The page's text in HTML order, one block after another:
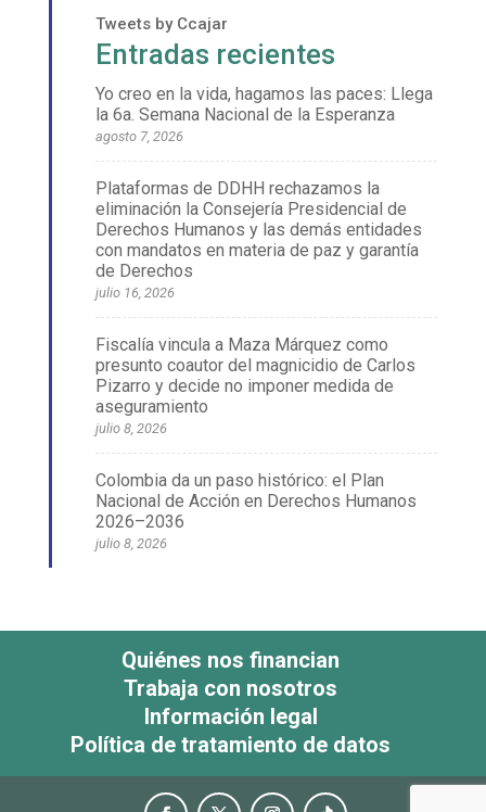
Tweets by Ccajar
Entradas recientes
Yo creo en la vida, hagamos las paces: Llega
la 6a. Semana Nacional de la Esperanza
agosto 7, 2026
Plataformas de DDHH rechazamos la
eliminación la Consejería Presidencial de
Derechos Humanos y las demás entidades
con mandatos en materia de paz y garantía
de Derechos
julio 16, 2026
Fiscalía vincula a Maza Márquez como
presunto coautor del magnicidio de Carlos
Pizarro y decide no imponer medida de
aseguramiento
julio 8, 2026
Colombia da un paso histórico: el Plan
Nacional de Acción en Derechos Humanos
2026–2036
julio 8, 2026
Quiénes nos financian
Trabaja con nosotros
Información legal
Política de tratamiento de datos